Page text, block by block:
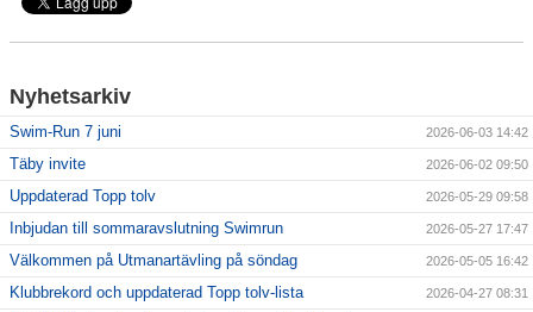
Nyhetsarkiv
Swim-Run 7 juni 2026-06-03 14:42
Täby invite 2026-06-02 09:50
Uppdaterad Topp tolv 2026-05-29 09:58
Inbjudan till sommaravslutning Swimrun 2026-05-27 17:47
Välkommen på Utmanartävling på söndag 2026-05-05 16:42
Klubbrekord och uppdaterad Topp tolv-lista 2026-04-27 08:31